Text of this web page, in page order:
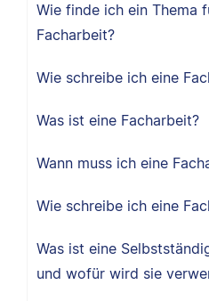
Wie finde ich ein Thema
Facharbeit?
Wie schreibe ich eine
Was ist eine Facharbeit?
Wann muss ich eine
Wie schreibe ich eine
Was ist eine
und wofür wird sie